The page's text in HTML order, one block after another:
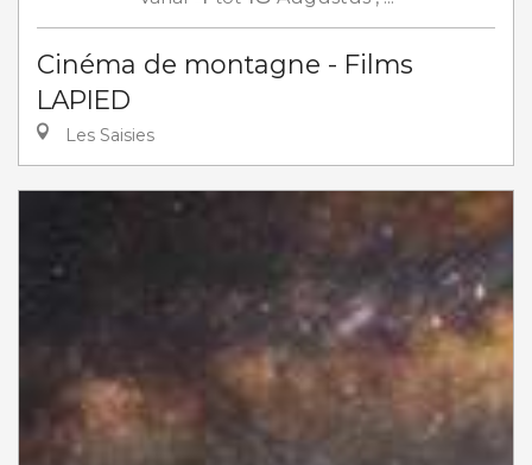
Cinéma de montagne - Films
LAPIED
Les Saisies